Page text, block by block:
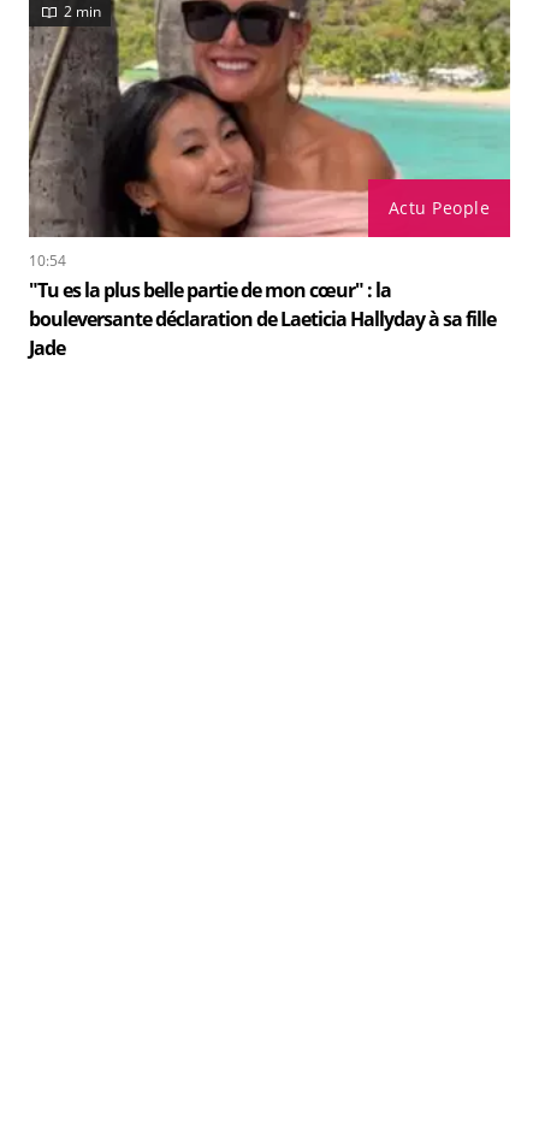
Actu People
2 min
10:54
"Tu es la plus belle partie de mon cœur" : la
bouleversante déclaration de Laeticia Hallyday à sa fille
Jade